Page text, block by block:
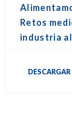
Retos
industria